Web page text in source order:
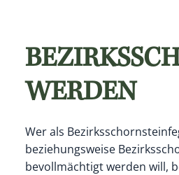
WERDEN
Wer als
beziehungsweise
bevollmächtigt werden will,